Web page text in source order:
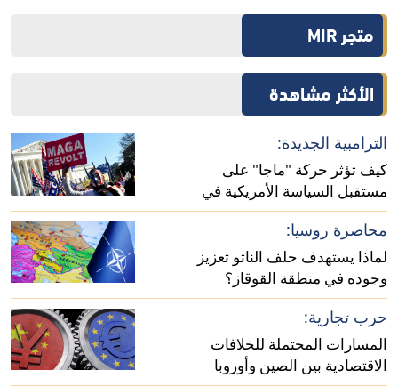
متجر MIR
الأكثر مشاهدة
الترامبية الجديدة:
كيف تؤثر حركة "ماجا" على
مستقبل السياسة الأمريكية في
أفريقيا؟
محاصرة روسيا:
لماذا يستهدف حلف الناتو تعزيز
وجوده في منطقة القوقاز؟
حرب تجارية:
المسارات المحتملة للخلافات
الاقتصادية بين الصين وأوروبا